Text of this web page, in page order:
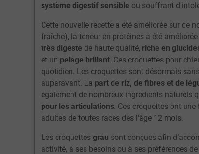
système digestif sensible ou souffrant
Cette nouvelle recette a été améliorée sur de
fraîche), la teneur en protéines a été
très digeste de haute qualité, riche en
et un pelage brillant. Ces croquettes pour
quotidien. Les croquettes sont désormais
auparavant. La part de riz, de fibres et de
également de nombreux ingrédients naturels
pour les articulations. Ces croquettes ont une
adultes de toutes races dès l'âge 12 mois.
Les croquettes grau sont conçues afin
activité, à ses besoins ou à ses préférences